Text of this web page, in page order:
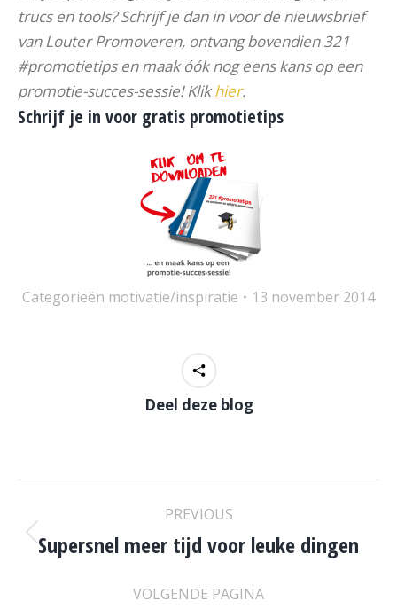
trucs en tools? Schrijf je dan in voor de nieuwsbrief
van Louter Promoveren, ontvang bovendien 321
#promotietips en maak óók nog eens kans op een
promotie-succes-sessie! Klikhier.
Schrijf je in voor gratis promotietips
Categorieën motivatie/inspiratie 13 november 2014
Deel deze blog
POST
NAVIGATION
PREVIOUS
Previous
Supersnel meer tijd voor leuke dingen
VOLGENDE PAGINA